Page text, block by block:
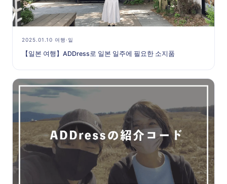
2025.01.10 여행·일
【일본 여행】ADDress로 일본 일주에 필요한 소지품